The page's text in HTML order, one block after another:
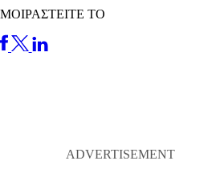
ΜΟΙΡΑΣΤΕΙΤΕ ΤΟ